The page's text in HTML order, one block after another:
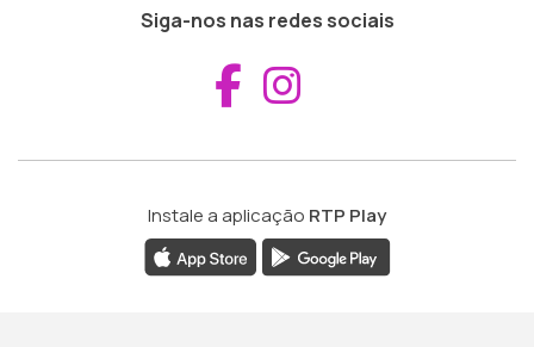
Siga-nos nas redes sociais
Aceder ao
Instale a aplicação RTP Play